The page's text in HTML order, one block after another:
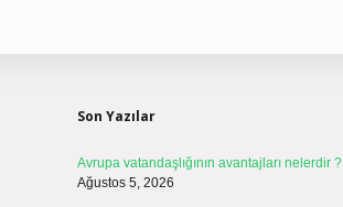
Son Yazılar
Avrupa vatandaşlığının avantajları nelerdir ?
Ağustos 5, 2026